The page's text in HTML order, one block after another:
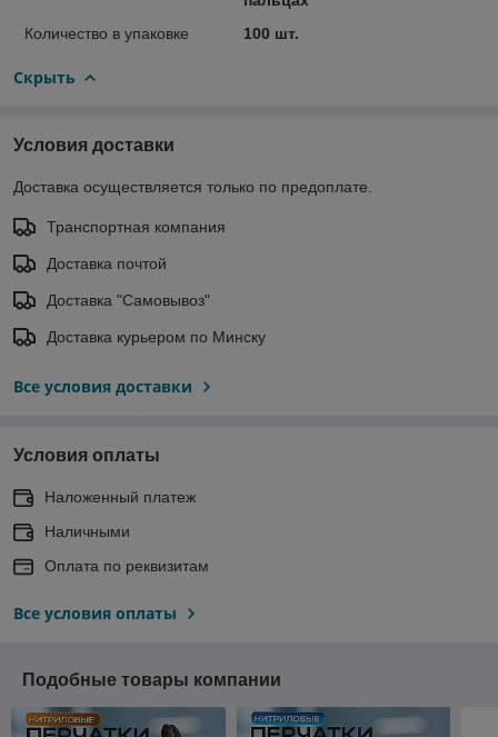
Количество в упаковке
100 шт.
Скрыть
Условия доставки
Доставка осуществляется только по предоплате.
Транспортная компания
Доставка почтой
Доставка "Самовывоз"
Доставка курьером по Минску
Все условия доставки
Условия оплаты
Наложенный платеж
Наличными
Оплата по реквизитам
Все условия оплаты
Подобные товары компании